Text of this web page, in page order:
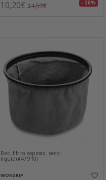
10,20€ 14,57€ - 30%
Rec. filtro aspirad. seco-
liquido(47910)
WORGRIP